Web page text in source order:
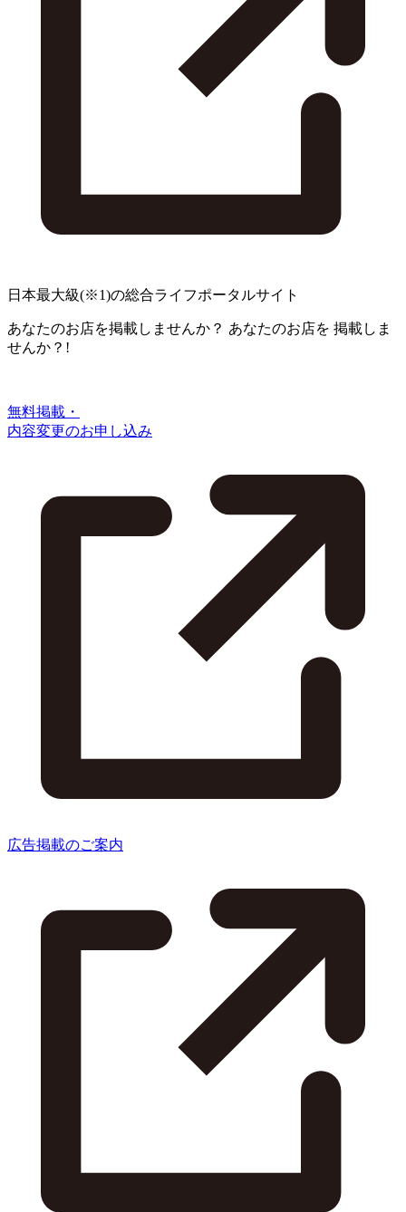
日本最大級(※1)の総合ライフポータルサイト
あなたのお店を掲載しませんか？ あなたのお店を 掲載しま
せんか？!
無料掲載・
内容変更のお申し込み
広告掲載のご案内